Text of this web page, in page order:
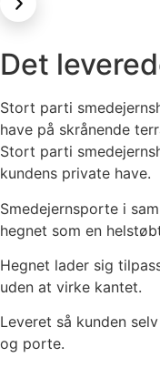
Det
Stort parti
have på skrånende
Stort parti
kundens private have.
Smedejernsporte i
hegnet som en
Hegnet lader sig
uden at virke kantet.
Leveret så kunden
og porte.